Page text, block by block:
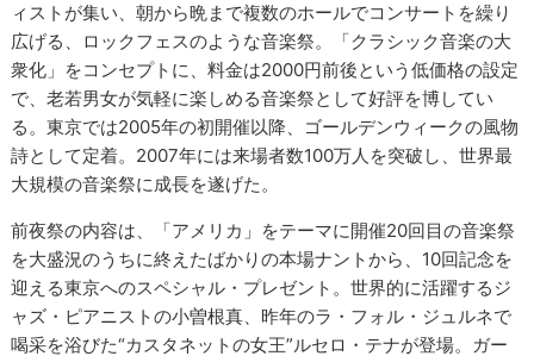
ィストが集い、朝から晩まで複数のホールでコンサートを繰り
広げる、ロックフェスのような音楽祭。「クラシック音楽の大
衆化」をコンセプトに、料金は2000円前後という低価格の設定
で、老若男女が気軽に楽しめる音楽祭として好評を博してい
る。東京では2005年の初開催以降、ゴールデンウィークの風物
詩として定着。2007年には来場者数100万人を突破し、世界最
大規模の音楽祭に成長を遂げた。
前夜祭の内容は、「アメリカ」をテーマに開催20回目の音楽祭
を大盛況のうちに終えたばかりの本場ナントから、10回記念を
迎える東京へのスペシャル・プレゼント。世界的に活躍するジ
ャズ・ピアニストの小曽根真、昨年のラ・フォル・ジュルネで
喝采を浴びた“カスタネットの女王”ルセロ・テナが登場。ガー